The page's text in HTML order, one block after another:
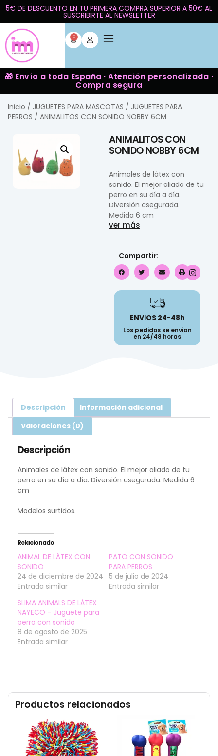
5€ DE DESCUENTO EN TU PRIMERA COMPRA SUPERIOR A 50€ AL
SUSCRIBIRTE AL NEWSLETTER
0
🎁 Envío a toda España · Atención personalizada ·
Compra segura
Inicio / JUGUETES PARA MASCOTAS / JUGUETES PARA
PERROS / ANIMALITOS CON SONIDO NOBBY 6CM
ANIMALITOS CON
SONIDO NOBBY 6CM
Animales de látex con
sonido. El mejor aliado de tu
perro en su día a día.
Diversión asegurada.
Medida 6 cm
ver más
Compartir:
ENVIOS 24-48h
Los pedidos se envian
en 24/48 horas
Productos relacionados
Descripción
Información adicional
Valoraciones (0)
Descripción
Animales de látex con sonido. El mejor aliado de tu
perro en su día a día. Diversión asegurada. Medida 6
cm
Modelos surtidos.
Relacionado
ANIMAL DE LÁTEX CON
SONIDO
24 de diciembre de 2024
Entrada similar
PATO CON SONIDO
PARA PERROS
5 de julio de 2024
Entrada similar
SLIMA ANIMALS DE LÁTEX
NAYECO – Juguete para
perro con sonido
8 de agosto de 2025
Entrada similar